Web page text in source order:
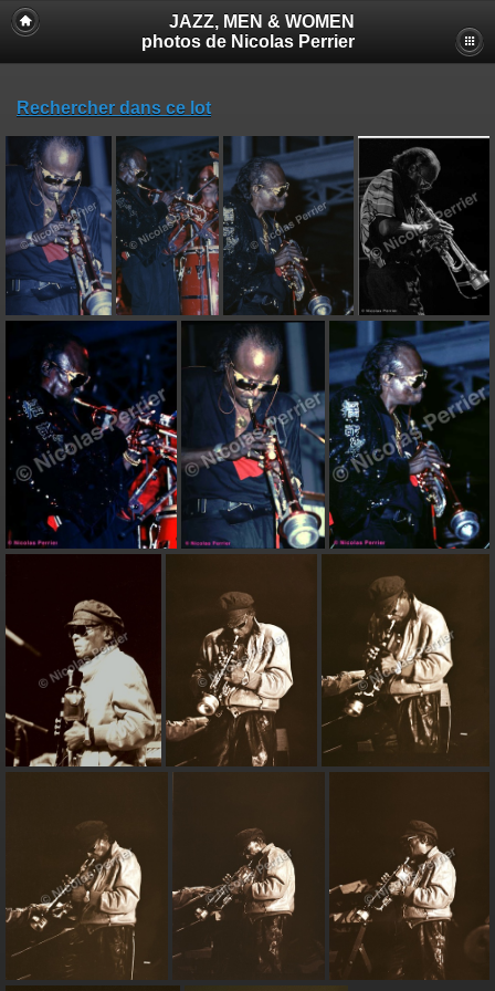
JAZZ, MEN & WOMEN
photos de Nicolas Perrier
Rechercher dans ce lot